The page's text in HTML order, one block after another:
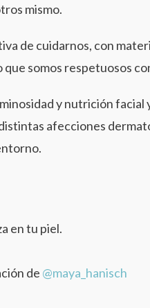
mismo.
de cuidarnos, con
que somos respetuosos
y nutrición
afecciones
en tu piel.
de @maya_hanisch